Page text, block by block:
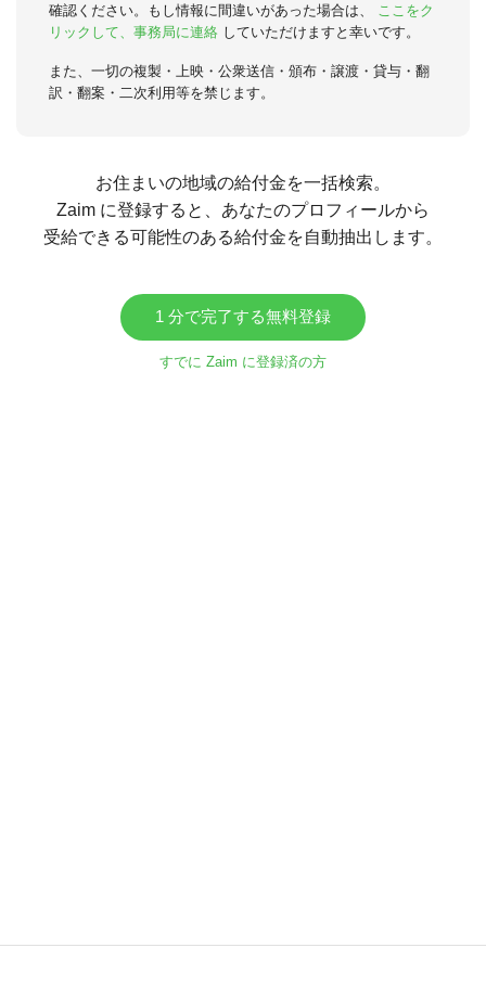
確認ください。もし情報に間違いがあった場合は、
ここをク
リックして、事務局に連絡 していただけますと幸いです。
また、一切の複製・上映・公衆送信・頒布・譲渡・貸与・翻
訳・翻案・二次利用等を禁じます。
お住まいの地域の給付金を一括検索。
Zaim に登録すると、あなたのプロフィールから
受給できる可能性のある給付金を自動抽出します。
1 分で完了する無料登録
すでに Zaim に登録済の方